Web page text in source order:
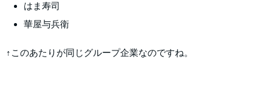
はま寿司
華屋与兵衛
↑このあたりが同じグループ企業なのですね。